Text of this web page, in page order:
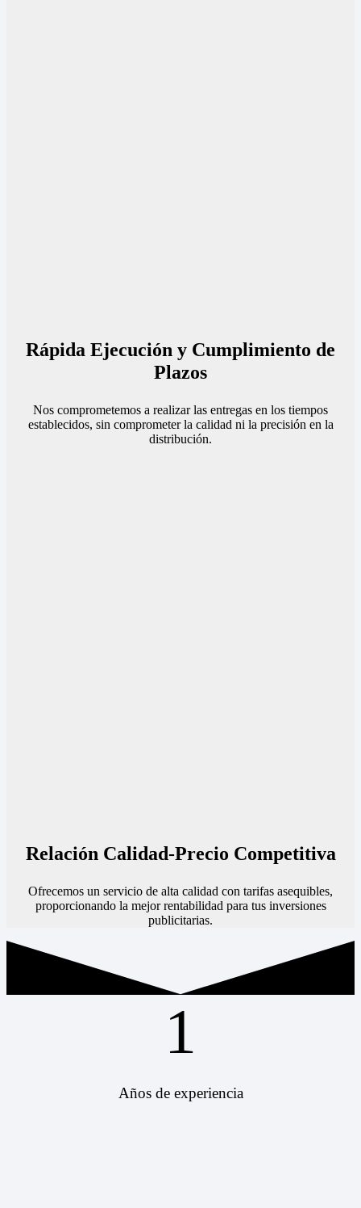
Rápida Ejecución y Cumplimiento de
Plazos
Nos comprometemos a realizar las entregas en los tiempos
establecidos, sin comprometer la calidad ni la precisión en la
distribución.
Relación Calidad-Precio Competitiva
Ofrecemos un servicio de alta calidad con tarifas asequibles,
proporcionando la mejor rentabilidad para tus inversiones
publicitarias.
1
Años de experiencia